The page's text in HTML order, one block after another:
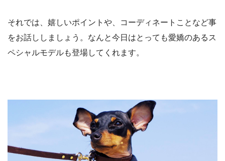
それでは、嬉しいポイントや、コーディネートことなど事
をお話ししましょう。なんと今日はとっても愛嬌のあるス
ペシャルモデルも登場してくれます。